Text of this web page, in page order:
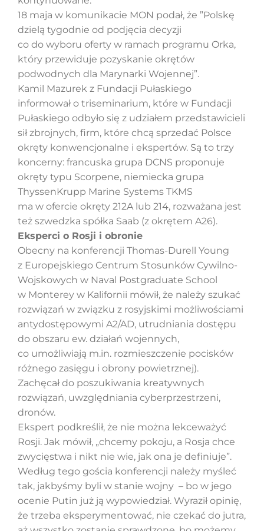
18 maja w komunikacie MON podał, że ”Polskę
dzielą tygodnie od podjęcia decyzji
co do wyboru oferty w ramach programu Orka,
który przewiduje pozyskanie okrętów
podwodnych dla Marynarki Wojennej”.
Kamil Mazurek z Fundacji Pułaskiego
informował o triseminarium, które w Fundacji
Pułaskiego odbyło się z udziałem przedstawicieli
sił zbrojnych, firm, które chcą sprzedać Polsce
okręty konwencjonalne i ekspertów. Są to trzy
koncerny: francuska grupa DCNS proponuje
okręty typu Scorpene, niemiecka grupa
ThyssenKrupp Marine Systems TKMS
ma w ofercie okręty 212A lub 214, rozważana jest
też szwedzka spółka Saab (z okrętem A26).
Eksperci o Rosji i obronie
Obecny na konferencji Thomas-Durell Young
z Europejskiego Centrum Stosunków Cywilno-
Wojskowych w Naval Postgraduate School
w Monterey w Kalifornii mówił, że należy szukać
rozwiązań w związku z rosyjskimi możliwościami
antydostępowymi A2/AD, utrudniania dostępu
do obszaru ew. działań wojennych,
co umożliwiają m.in. rozmieszczenie pocisków
różnego zasięgu i obrony powietrznej).
Zachęcał do poszukiwania kreatywnych
rozwiązań, uwzględniania cyberprzestrzeni,
dronów.
Ekspert podkreślił, że nie można lekceważyć
Rosji. Jak mówił, „chcemy pokoju, a Rosja chce
zwycięstwa i nikt nie wie, jak ona je definiuje”.
Według tego gościa konferencji należy myśleć
tak, jakbyśmy byli w stanie wojny – bo w jego
ocenie Putin już ją wypowiedział. Wyraził opinię,
że trzeba eksperymentować, nie czekać do jutra,